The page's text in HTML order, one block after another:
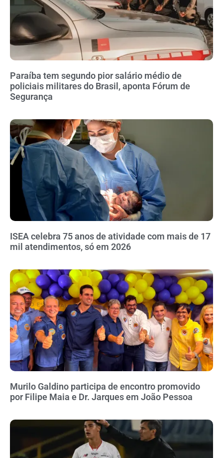
Paraíba tem segundo pior salário médio de
policiais militares do Brasil, aponta Fórum de
Segurança
ISEA celebra 75 anos de atividade com mais de 17
mil atendimentos, só em 2026
Murilo Galdino participa de encontro promovido
por Filipe Maia e Dr. Jarques em João Pessoa